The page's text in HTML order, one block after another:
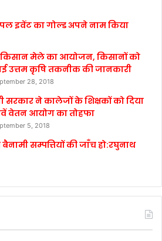
इवेंट का गोल्ड अपने नाम किया
किसान मेले का आयोजन, किसानों को
उत्तम कृषि तकनीक की जानकारी
28, 2018
सरकार ने कालेजों के शिक्षकों को दिया
वेतन आयोग का तोहफा
5, 2018
सम्पत्तियों की जाँच हो:रघुनाथ